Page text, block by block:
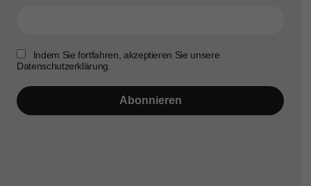
Indem Sie fortfahren, akzeptieren Sie unsere
Datenschutzerklärung.